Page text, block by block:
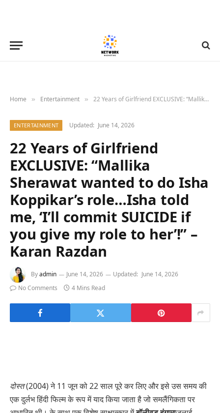
Home » Entertainment » 22 Years of Girlfriend EXCLUSIVE: “Mallika Sherawat wanted to do Isha Koppikar’s role…Isha told me, ‘I’ll commit SUICIDE if you give my role to her’!” – Karan Razdan
ENTERTAINMENT Updated: June 14, 2026
22 Years of Girlfriend
EXCLUSIVE: “Mallika
Sherawat wanted to do Isha
Koppikar’s role…Isha told
me, ‘I’ll commit SUICIDE if
you give my role to her’!” –
Karan Razdan
Byadmin June 14, 2026 Updated: June 14, 2026
No Comments
4 Mins Read
दोस्त(2004) ने 11 जून को 22 साल पूरे कर लिए और इसे उस समय की
एक दुर्लभ हिंदी फिल्म के रूप में याद किया जाता है जो समलैंगिकता पर